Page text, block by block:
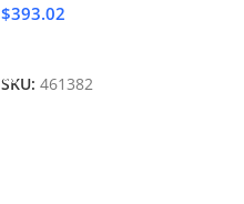
$393.02
SKU: 461382